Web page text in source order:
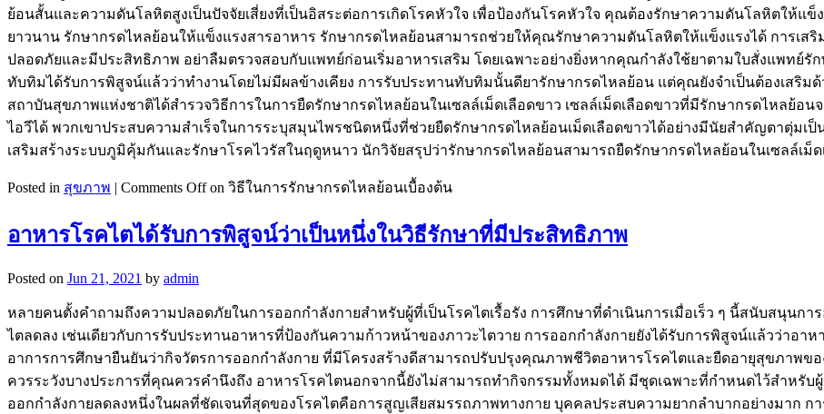
ย้อนสั้นและความดันโลหิตสูงเป็นปัจจัยเสี่ยงที่เป็นอิสระต่อการเกิดโรคหัวใจ เพื่อป้องกันโรคหัวใจ คุณต้องรักษาความดันโลหิตให้แ
ยาวนาน รักษากรดไหลย้อนให้แข็งแรงสารอาหาร รักษากรดไหลย้อนสามารถช่วยให้คุณรักษาความดันโลหิตให้แข็งแรงได้ การเส
ปลอดภัยและมีประสิทธิภาพ อย่าลืมตรวจสอบกับแพทย์ก่อนเริ่มอาหารเสริม โดยเฉพาะอย่างยิ่งหากคุณกำลังใช้ยาตามใบสั่งแพทย์
ทับทิมได้รับการพิสูจน์แล้วว่าทำงานโดยไม่มีผลข้างเคียง การรับประทานทับทิมนั้นดียารักษากรดไหลย้อน แต่คุณยังจำเป็นต้องเสริม
สถาบันสุขภาพแห่งชาติได้สำรวจวิธีการในการยืดรักษากรดไหลย้อนในเซลล์เม็ดเลือดขาว เซลล์เม็ดเลือดขาวที่มีรักษากรดไหลย้อ
ไอวีได้ พวกเขาประสบความสำเร็จในการระบุสมุนไพรชนิดหนึ่งที่ช่วยยืดรักษากรดไหลย้อนเม็ดเลือดขาวได้อย่างมีนัยสำคัญตาตุ่มเ
เสริมสร้างระบบภูมิคุ้มกันและรักษาโรคไวรัสในฤดูหนาว นักวิจัยสรุปว่ารักษากรดไหลย้อนสามารถยืดรักษากรดไหลย้อนในเซลล์เม็
Posted in สุขภาพ | Comments Offon วิธีในการรักษากรดไหลย้อนเบื้องต้น
อาหารโรคไตได้รับการพิสูจน์ว่าเป็นหนึ่งในวิธีรักษาที่มีประสิทธิภาพ
Posted on Jun 21, 2021 by admin
หลายคนตั้งคำถามถึงความปลอดภัยในการออกกำลังกายสำหรับผู้ที่เป็นโรคไตเรื้อรัง การศึกษาที่ดำเนินการเมื่อเร็ว ๆ นี้สนับสนุนก
ไตลดลง เช่นเดียวกับการรับประทานอาหารที่ป้องกันความก้าวหน้าของภาวะไตวาย การออกกำลังกายยังได้รับการพิสูจน์แล้วว่าอา
อาการการศึกษายืนยันว่ากิจวัตรการออกกำลังกาย ที่มีโครงสร้างดีสามารถปรับปรุงคุณภาพชีวิตอาหารโรคไตและยืดอายุสุขภาพข
ควรระวังบางประการที่คุณควรคำนึงถึง อาหารโรคไตนอกจากนี้ยังไม่สามารถทำกิจกรรมทั้งหมดได้ มีชุดเฉพาะที่กำหนดไว้สำหรับ
ออกกำลังกายลดลงหนึ่งในผลที่ชัดเจนที่สุดของโรคไตคือการสูญเสียสมรรถภาพทางกาย บุคคลประสบความยากลำบากอย่างมาก ก